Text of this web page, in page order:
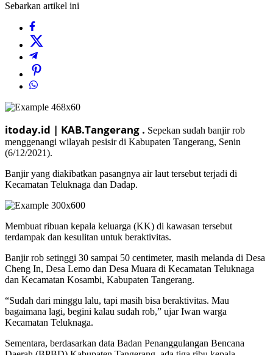
Sebarkan artikel ini
itoday.id | KAB.Tangerang . Sepekan sudah banjir rob
menggenangi wilayah pesisir di Kabupaten Tangerang, Senin
(6/12/2021).
Banjir yang diakibatkan pasangnya air laut tersebut terjadi di
Kecamatan Teluknaga dan Dadap.
Membuat ribuan kepala keluarga (KK) di kawasan tersebut
terdampak dan kesulitan untuk beraktivitas.
Banjir rob setinggi 30 sampai 50 centimeter, masih melanda di Desa
Cheng In, Desa Lemo dan Desa Muara di Kecamatan Teluknaga
dan Kecamatan Kosambi, Kabupaten Tangerang.
“Sudah dari minggu lalu, tapi masih bisa beraktivitas. Mau
bagaimana lagi, begini kalau sudah rob,” ujar Iwan warga
Kecamatan Teluknaga.
Sementara, berdasarkan data Badan Penanggulangan Bencana